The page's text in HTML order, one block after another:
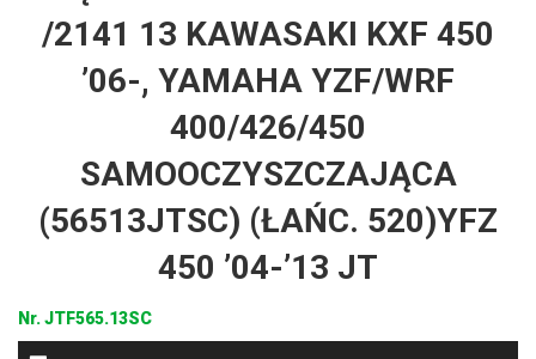
/2141 13 KAWASAKI KXF 450
’06-, YAMAHA YZF/WRF
400/426/450
SAMOOCZYSZCZAJĄCA
(56513JTSC) (ŁAŃC. 520)YFZ
450 ’04-’13 JT
Nr.JTF565.13SC